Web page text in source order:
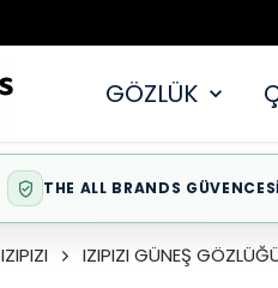
GÖZLÜK
THE ALL BRANDS GÜVENCESİ
IZIPIZI IZIPIZI GÜNEŞ